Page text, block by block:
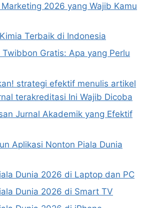
2026 yang Wajib Kamu
Terbaik di Indonesia
Gratis: Apa yang Perlu
strategi efektif menulis artikel
terakreditasi Ini Wajib Dicoba
Jurnal Akademik yang Efektif
Aplikasi Nonton Piala Dunia
Dunia 2026 di Laptop dan PC
Dunia 2026 di Smart TV